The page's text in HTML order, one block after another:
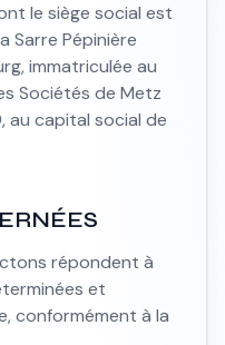
le siège social est
Sarre Pépinière
immatriculée au
Sociétés de Metz
au capital social de
répondent à
et
conformément à la